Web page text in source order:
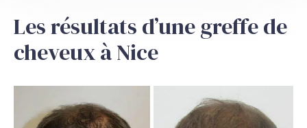
Les résultats d’une greffe de
cheveux à Nice